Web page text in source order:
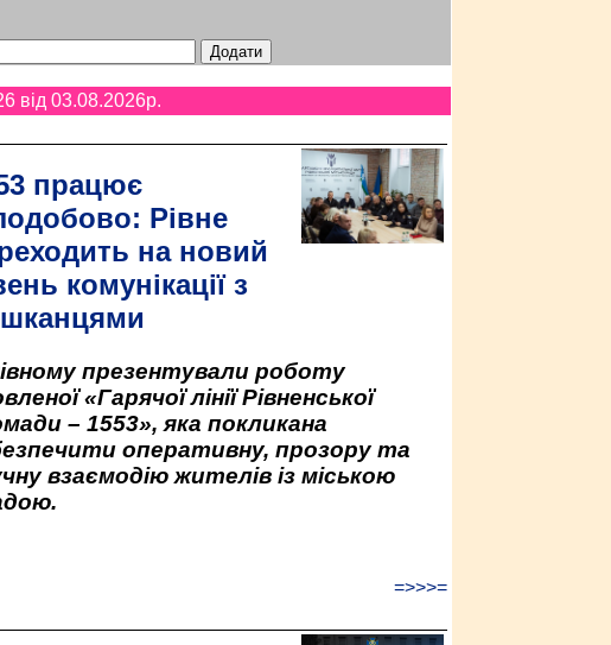
від 03.08.2026p.
працює
Рівне
на новий
комунікації з
презентували роботу
«Гарячої лінії Рівненської
– 1553», яка покликана
оперативну, прозору та
взаємодію жителів із міською
=>>>=